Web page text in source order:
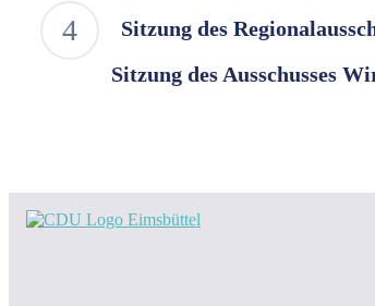
Sitzung des
Sitzung des Ausschusses